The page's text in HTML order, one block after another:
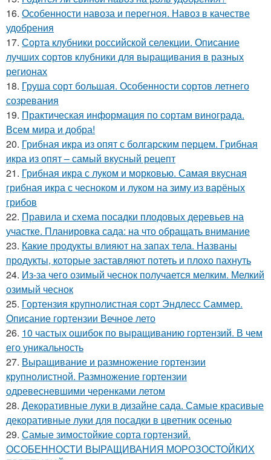
16. Особенности навоза и перегноя. Навоз в качестве
удобрения
17. Сорта клубники российской селекции. Описание
лучших сортов клубники для выращивания в разных
регионах
18. Груша сорт большая. Особенности сортов летнего
созревания
19. Практическая информация по сортам винограда.
Всем мира и добра!
20. Грибная икра из опят с болгарским перцем. Грибная
икра из опят – самый вкусный рецепт
21. Грибная икра с луком и морковью. Самая вкусная
грибная икра с чесноком и луком на зиму из варёных
грибов
22. Правила и схема посадки плодовых деревьев на
участке. Планировка сада: на что обращать внимание
23. Какие продукты влияют на запах тела. Названы
продукты, которые заставляют потеть и плохо пахнуть
24. Из-за чего озимый чеснок получается мелким. Мелкий
озимый чеснок
25. Гортензия крупнолистная сорт Эндлесс Саммер.
Описание гортензии Вечное лето
26. 10 частых ошибок по выращиванию гортензий. В чем
его уникальность
27. Выращивание и размножение гортензии
крупнолистной. Размножение гортензии
одревесневшими черенками летом
28. Декоративные луки в дизайне сада. Самые красивые
декоративные луки для посадки в цветник осенью
29. Самые зимостойкие сорта гортензий.
ОСОБЕННОСТИ ВЫРАЩИВАНИЯ МОРОЗОСТОЙКИХ